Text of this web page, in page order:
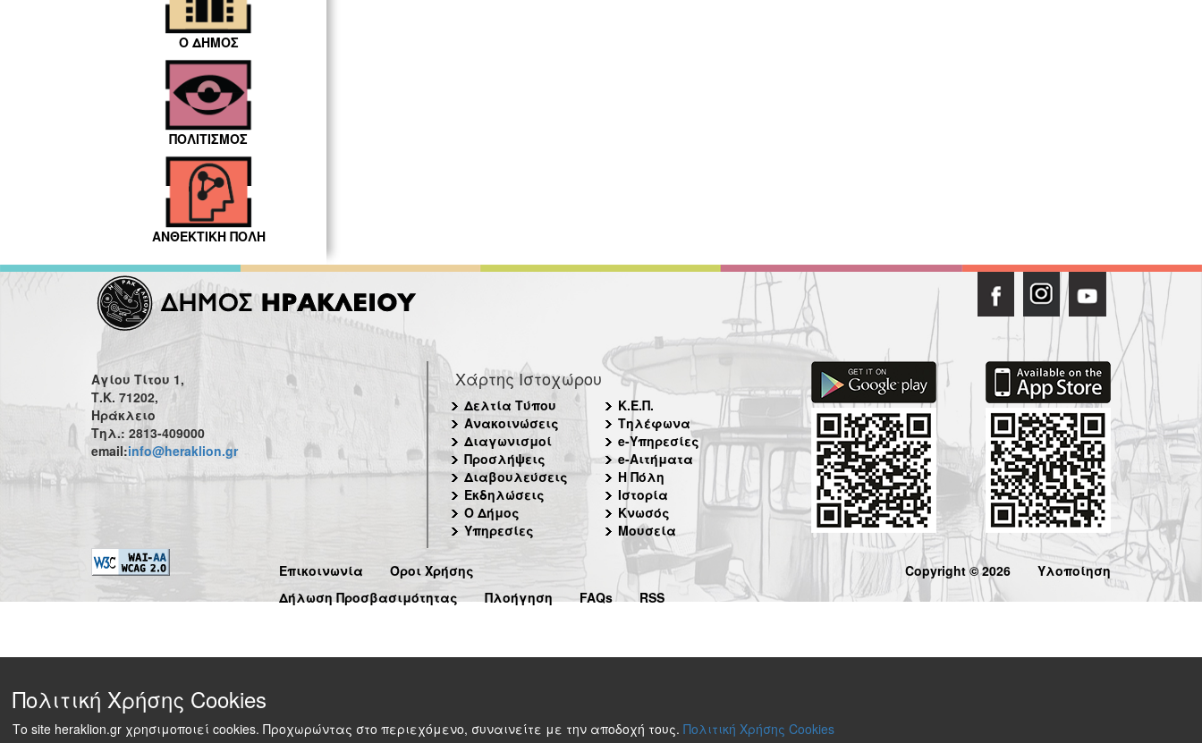
Ο ΔΗΜΟΣ
ΠΟΛΙΤΙΣΜΟΣ
ΑΝΘΕΚΤΙΚΗ ΠΟΛΗ
Αγίου Τίτου 1,
Τ.Κ. 71202,
Ηράκλειο
Τηλ.: 2813-409000
email:info@heraklion.gr
Χάρτης Ιστοχώρου
Δελτία Τύπου
Ανακοινώσεις
Διαγωνισμοί
Προσλήψεις
Διαβουλεύσεις
Εκδηλώσεις
Ο Δήμος
Υπηρεσίες
Κ.Ε.Π.
Τηλέφωνα
e-Υπηρεσίες
e-Αιτήματα
Η Πόλη
Ιστορία
Κνωσός
Μουσεία
Επικοινωνία
Όροι Χρήσης
Δήλωση Προσβασιμότητας
Πλοήγηση FAQs RSS
Copyright © 2026 Υλοποίηση
Πολιτική Χρήσης Cookies
Το site heraklion.gr χρησιμοποιεί cookies. Προχωρώντας στο περιεχόμενο, συναινείτε με την αποδοχή τους. Πολιτική Χρήσης Cookies